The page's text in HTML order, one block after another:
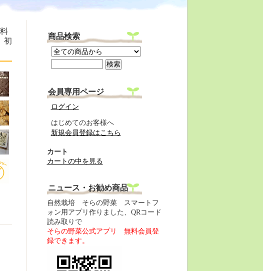
初
商品検索
会員専用ページ
ログイン
はじめてのお客様へ
新規会員登録はこちら
カート
カートの中を見る
ニュース・お勧め商品
自然栽培 そらの野菜 スマートフ
ォン用アプリ作りました、QRコード
読み取りで
そらの野菜公式アプリ 無料会員登
録できます。